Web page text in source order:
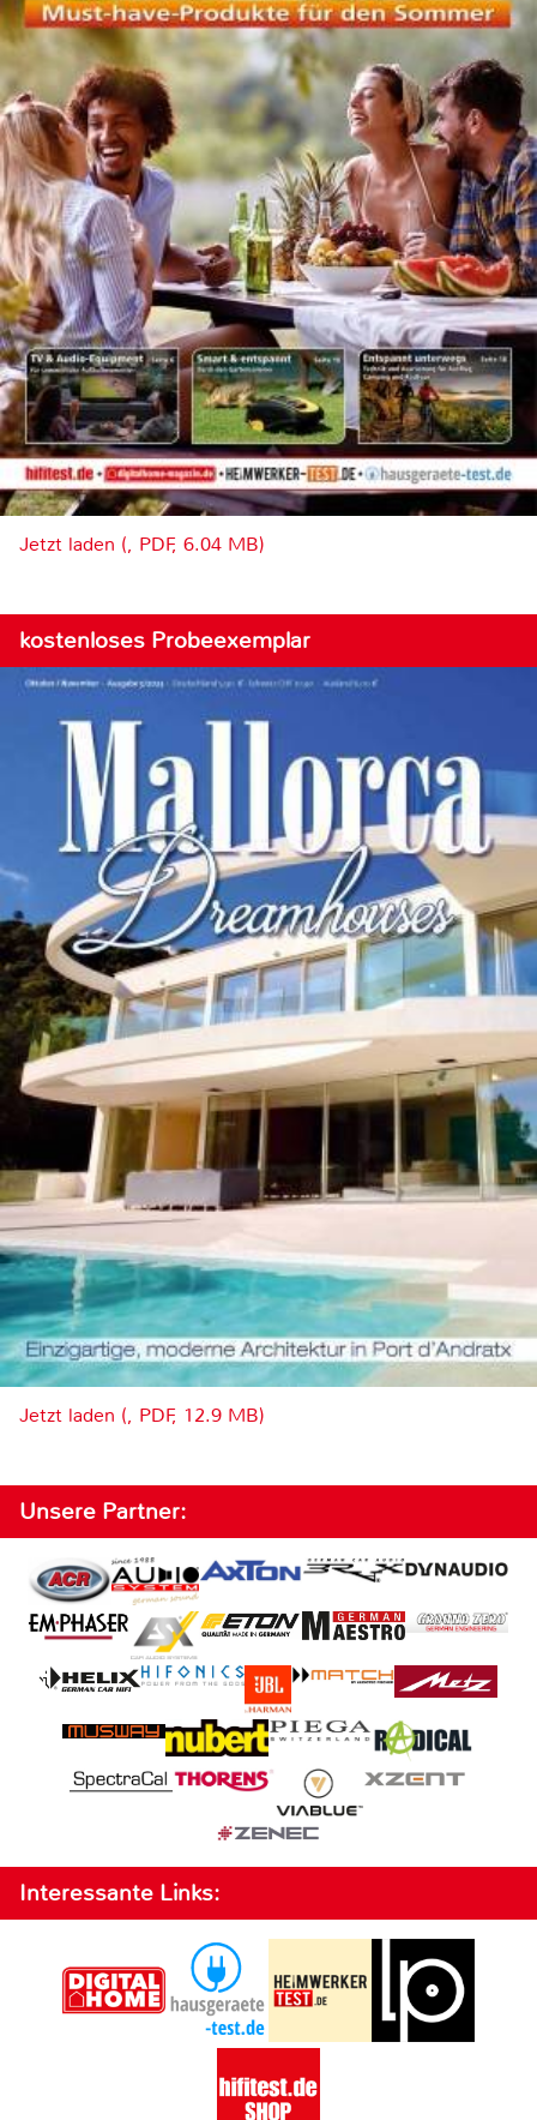
Jetzt laden (, PDF, 6.04 MB)
kostenloses Probeexemplar
Jetzt laden (, PDF, 12.9 MB)
Unsere Partner:
Interessante Links: